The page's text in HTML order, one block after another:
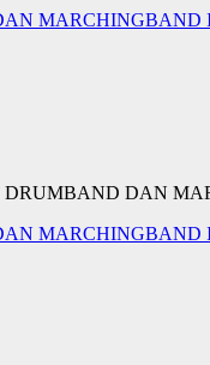
DRUMBAND DAN